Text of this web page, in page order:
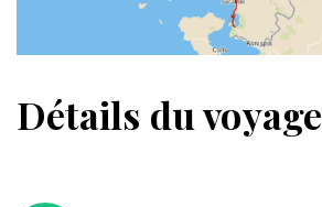
Détails du voyage